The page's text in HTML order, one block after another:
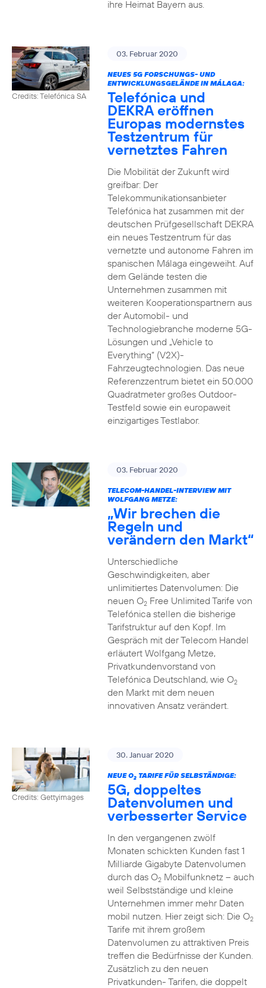
ihre Heimat Bayern aus.
Credits: Telefónica SA
03. Februar 2020
NEUES 5G FORSCHUNGS- UND
ENTWICKLUNGSGELÄNDE IN MÁLAGA:
Telefónica und
DEKRA eröffnen
Europas modernstes
Testzentrum für
vernetztes Fahren
Die Mobilität der Zukunft wird
greifbar: Der
Telekommunikationsanbieter
Telefónica hat zusammen mit der
deutschen Prüfgesellschaft DEKRA
ein neues Testzentrum für das
vernetzte und autonome Fahren im
spanischen Málaga eingeweiht. Auf
dem Gelände testen die
Unternehmen zusammen mit
weiteren Kooperationspartnern aus
der Automobil- und
Technologiebranche moderne 5G-
Lösungen und „Vehicle to
Everything“ (V2X)-
Fahrzeugtechnologien. Das neue
Referenzzentrum bietet ein 50.000
Quadratmeter großes Outdoor-
Testfeld sowie ein europaweit
einzigartiges Testlabor.
03. Februar 2020
TELECOM-HANDEL-INTERVIEW MIT
WOLFGANG METZE:
„Wir brechen die
Regeln und
verändern den Markt“
Unterschiedliche
Geschwindigkeiten, aber
unlimitiertes Datenvolumen: Die
neuen O2Free Unlimited Tarife von
Telefónica stellen die bisherige
Tarifstruktur auf den Kopf. Im
Gespräch mit der Telecom Handel
erläutert Wolfgang Metze,
Privatkundenvorstand von
Telefónica Deutschland, wie O2
den Markt mit dem neuen
innovativen Ansatz verändert.
Credits: Gettyimages
30. Januar 2020
NEUE O2TARIFE FÜR SELBSTÄNDIGE:
5G, doppeltes
Datenvolumen und
verbesserter Service
In den vergangenen zwölf
Monaten schickten Kunden fast 1
Milliarde Gigabyte Datenvolumen
durch das O2Mobilfunknetz – auch
weil Selbstständige und kleine
Unternehmen immer mehr Daten
mobil nutzen. Hier zeigt sich: Die O2
Tarife mit ihrem großem
Datenvolumen zu attraktiven Preis
treffen die Bedürfnisse der Kunden.
Zusätzlich zu den neuen
Privatkunden- Tarifen, die doppelt